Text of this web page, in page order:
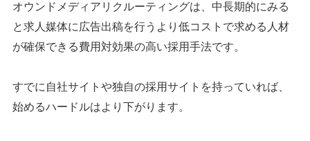
オウンドメディアリクルーティングは、中長期的にみる
と求人媒体に広告出稿を行うより低コストで求める人材
が確保できる費用対効果の高い採用手法です。
すでに自社サイトや独自の採用サイトを持っていれば、
始めるハードルはより下がります。